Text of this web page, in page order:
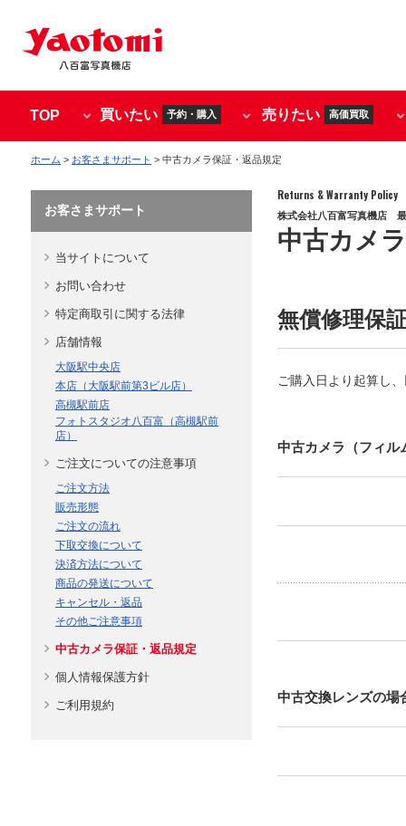
TOP 買いたい 予約・購入 売りたい 高価買取
ホーム > お客さまサポート > 中古カメラ保証・返品規定
Returns & Warranty Policy
株式会社八百富写真機店
中古カメ
無償修理保
ご購入日より起算し
中古カメラ（フィル
中古交換レンズの場
お客さまサポート
当サイトについて
お問い合わせ
特定商取引に関する法律
店舗情報
大阪駅中央店
本店（大阪駅前第3ビル店）
高槻駅前店
フォトスタジオ八百富（高槻駅前
店）
ご注文についての注意事項
ご注文方法
販売形態
ご注文の流れ
下取交換について
決済方法について
商品の発送について
キャンセル・返品
その他ご注意事項
中古カメラ保証・返品規定
個人情報保護方針
ご利用規約